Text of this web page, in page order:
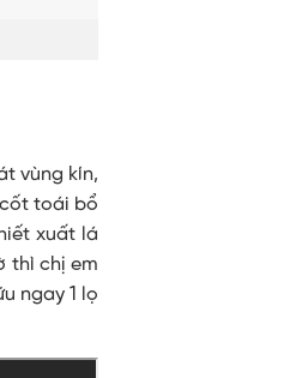
vùng kín,
toái bổ
xuất lá
thì chị em
ngay 1 lọ